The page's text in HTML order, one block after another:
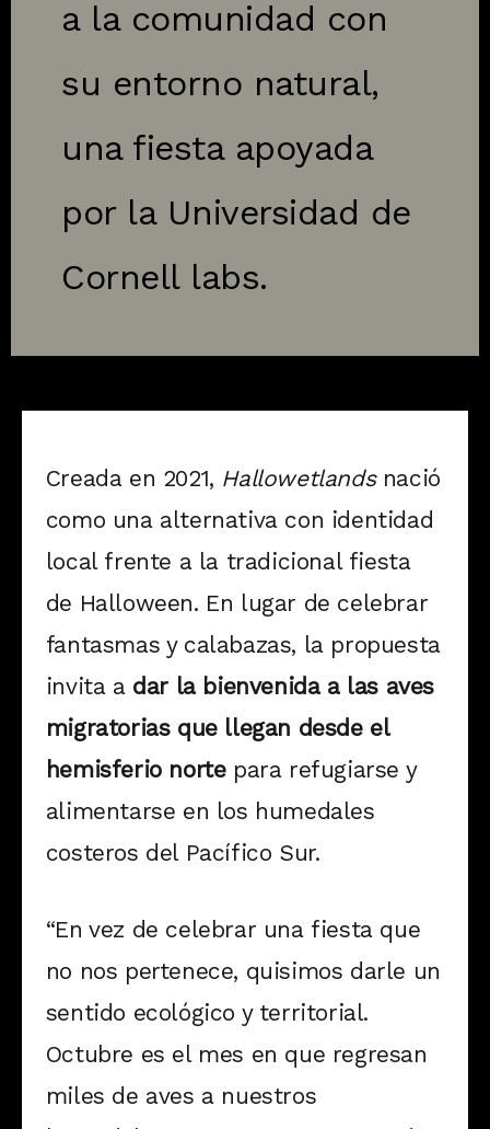
a la comunidad con
su entorno natural,
una fiesta apoyada
por la Universidad de
Cornell labs.
Creada en 2021, Hallowetlandsnació
como una alternativa con identidad
local frente a la tradicional fiesta
de Halloween. En lugar de celebrar
fantasmas y calabazas, la propuesta
invita a dar la bienvenida a las aves
migratorias que llegan desde el
hemisferio nortepara refugiarse y
alimentarse en los humedales
costeros del Pacífico Sur.
“En vez de celebrar una fiesta que
no nos pertenece, quisimos darle un
sentido ecológico y territorial.
Octubre es el mes en que regresan
miles de aves a nuestros